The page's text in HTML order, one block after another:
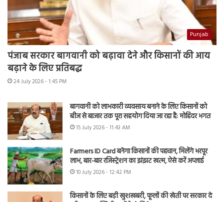
Punjab
पंजाब सरकार बागवानी को बढ़ावा देने और किसानों की आय
बढ़ाने के लिए प्रतिबद्ध
24 July 2026 - 1:45 PM
बागवानी को लाभकारी व्यवसाय बनाने के लिए किसानों को
बीज से बाजार तक पूरा सहयोग दिया जा रहा है: मोहिंदर भगत
15 July 2026 - 11:43 AM
Farmers ID Card बनेगा किसानों की पहचान, मिलेंगे भरपूर
लाभ, बार-बार रजिस्ट्रेशन का झंझट खत्म, ऐसे करें अप्लाई
10 July 2026 - 12:42 PM
किसानों के लिए बड़ी खुशखबरी, फूलों की खेती पर सरकार दे